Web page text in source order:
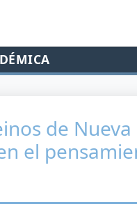
de
el